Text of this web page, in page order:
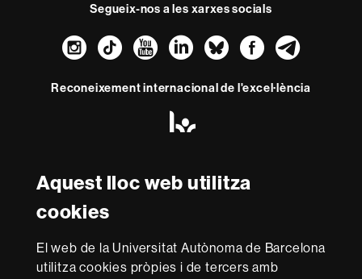
Aquest lloc web utilitza
cookies
El web de la Universitat Autònoma de Barcelona
utilitza cookies pròpies i de tercers amb
Segueix-nos a les xarxes socials
Instagram
TikTokYouTube
LinkedIn
Bluesky
Reconeixement internacional de l'excel·lència
-
Euraxess
Amb el finançament de
Sobre
aquest